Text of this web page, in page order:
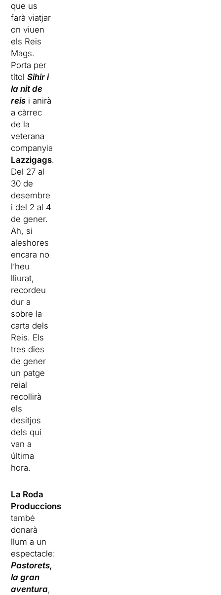
que us
farà viatjar
on viuen
els Reis
Mags.
Porta per
títolSihir i
la nit de
reis i anirà
a càrrec
de la
veterana
companyia
Lazzigags.
Del 27 al
30 de
desembre
i del 2 al 4
de gener.
Ah, si
aleshores
encara no
l’heu
lliurat,
recordeu
dur a
sobre la
carta dels
Reis. Els
tres dies
de gener
un patge
reial
recollirà
els
desitjos
dels qui
van a
última
hora.
La Roda
Produccions
també
donarà
llum a un
espectacle:
Pastorets,
la gran
aventura,